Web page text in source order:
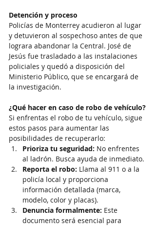
Detención y proceso
Policías de Monterrey acudieron al lugar
y detuvieron al sospechoso antes de que
lograra abandonar la Central. José de
Jesús fue trasladado a las instalaciones
policiales y quedó a disposición del
Ministerio Público, que se encargará de
la investigación.
¿Qué hacer en caso de robo de vehículo?
Si enfrentas el robo de tu vehículo, sigue
estos pasos para aumentar las
posibilidades de recuperarlo:
Prioriza tu seguridad: No enfrentes
al ladrón. Busca ayuda de inmediato.
Reporta el robo: Llama al 911 o a la
policía local y proporciona
información detallada (marca,
modelo, color y placas).
Denuncia formalmente: Este
documento será esencial para